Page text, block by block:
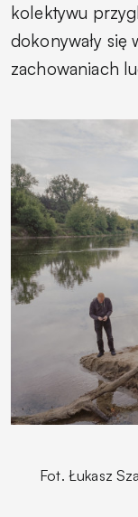
kolektywu
dokonywały się
zachowaniach
Fot. Łukasz